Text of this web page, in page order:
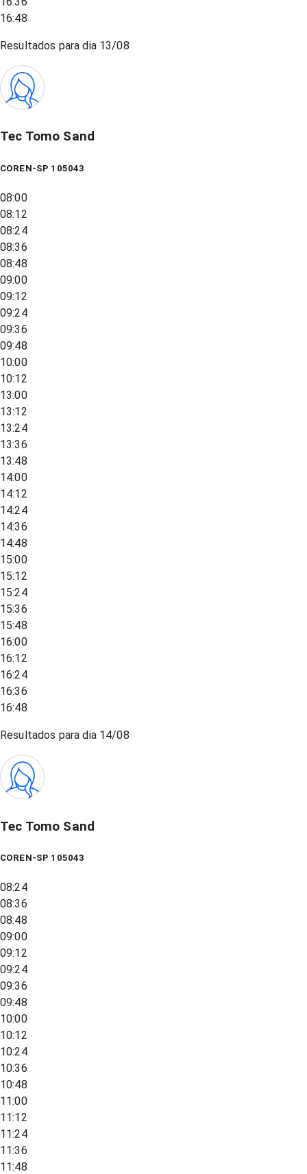
16:48
Resultados para dia 13/08
Tec Tomo Sand
COREN-SP 105043
08:00
08:12
08:24
08:36
08:48
09:00
09:12
09:24
09:36
09:48
10:00
10:12
13:00
13:12
13:24
13:36
13:48
14:00
14:12
14:24
14:36
14:48
15:00
15:12
15:24
15:36
15:48
16:00
16:12
16:24
16:36
16:48
Resultados para dia 14/08
Tec Tomo Sand
COREN-SP 105043
08:24
08:36
08:48
09:00
09:12
09:24
09:36
09:48
10:00
10:12
10:24
10:36
10:48
11:00
11:12
11:24
11:36
11:48